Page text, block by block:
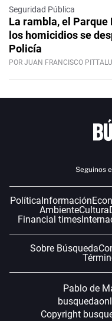
Seguridad Pública
La rambla, el Parque
los homicidios se
Policía
POR JUAN FRANCISCO
Seguinos
PolíticaInformación
AmbienteCultura
Financial times
Sobre Búsqueda
Pablo de
Copyright